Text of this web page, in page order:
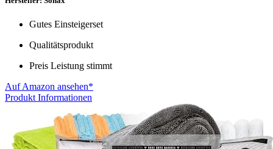
Gutes Einsteigerset
Qualitätsprodukt
Preis Leistung stimmt
Auf Amazon ansehen*
Produkt Informationen